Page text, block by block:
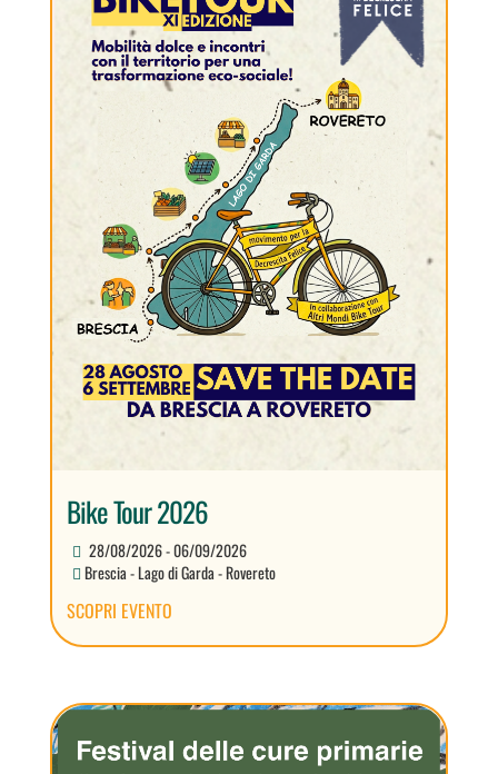
Bike Tour 2026
28/08/2026 - 06/09/2026
Brescia - Lago di Garda - Rovereto
SCOPRI EVENTO